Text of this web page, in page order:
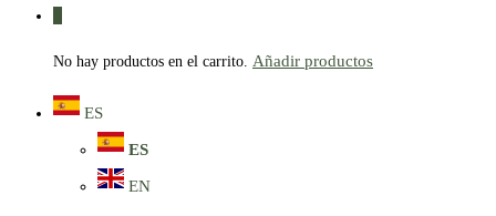
No hay productos en el carrito. Añadir productos
ES
ES
EN